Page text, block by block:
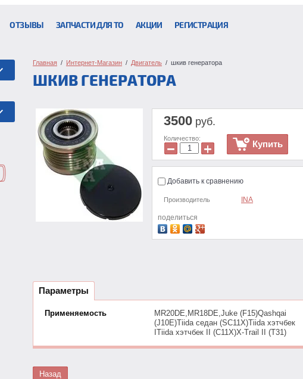
ОТЗЫВЫ ЗАПЧАСТИ ДЛЯ ТО АКЦИИ РЕГИСТРАЦИЯ
Главная
  /
Интернет-Магазин
  /
Двигатель
  /  шкив генератора
ШКИВ ГЕНЕРАТОРА
3500 руб.
Количество:
− + Купить
Добавить к сравнению
Производитель INA
поделиться
Параметры
Применяемость
MR20DE,MR18DE,Juke (F15)Qashqai
(J10E)Tiida седан (SC11X)Tiida хэтчбек
ITiida хэтчбек II (C11X)X-Trail II (T31)
Назад